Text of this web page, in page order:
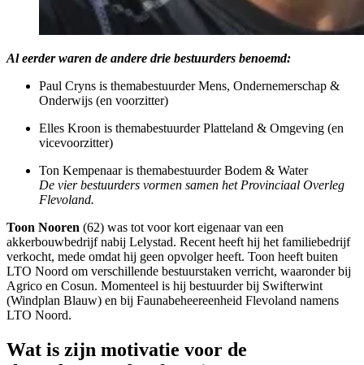
Al eerder waren de andere drie bestuurders benoemd:
Paul Cryns is themabestuurder Mens, Ondernemerschap &
Onderwijs (en voorzitter)
Elles Kroon is themabestuurder Platteland & Omgeving (en
vicevoorzitter)
Ton Kempenaar is themabestuurder Bodem & Water
De vier bestuurders vormen samen het Provinciaal Overleg
Flevoland.
Toon Nooren (62) was tot voor kort eigenaar van een
akkerbouwbedrijf nabij Lelystad. Recent heeft hij het familiebedrijf
verkocht, mede omdat hij geen opvolger heeft. Toon heeft buiten
LTO Noord om verschillende bestuurstaken verricht, waaronder bij
Agrico en Cosun. Momenteel is hij bestuurder bij Swifterwint
(Windplan Blauw) en bij Faunabeheereenheid Flevoland namens
LTO Noord.
Wat is zijn motivatie voor de